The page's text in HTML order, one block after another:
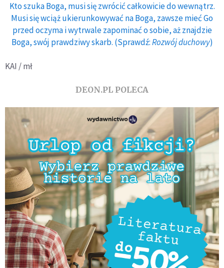
Kto szuka Boga, musi się zwrócić całkowicie do wewnątrz.
Musi się wciąż ukierunkowywać na Boga, zawsze mieć Go
przed oczyma i wytrwale zapominać o sobie, aż znajdzie
Boga, swój prawdziwy skarb. (Sprawdź:Rozwój duchowy)
KAI / mł
DEON.PL POLECA